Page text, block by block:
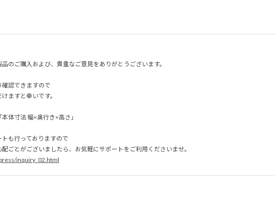
のご購入および、貴重なご意見をありがとうございます。
認できますので
ますと幸いです。
体寸法 幅×奥行き×高さ」
も行っておりますので
ごとがございましたら、お気軽にサポートをご利用くださいませ。
inquiry_02.html